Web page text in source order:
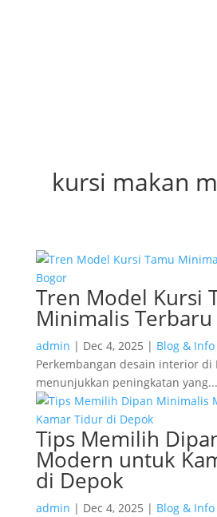
kursi makan
Tren Model Kursi
Minimalis
admin | Dec 4, 2025 | Blog & Info
Perkembangan desain interior di
menunjukkan peningkatan yang...
Tips Memilih
Modern untuk
di Depok
admin | Dec 4, 2025 | Blog & Info